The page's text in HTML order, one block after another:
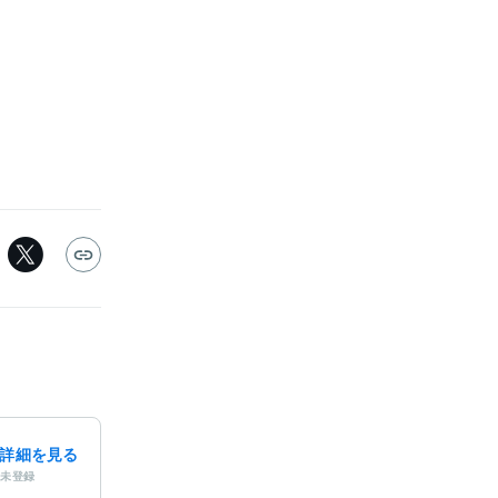
細を見る
未登録